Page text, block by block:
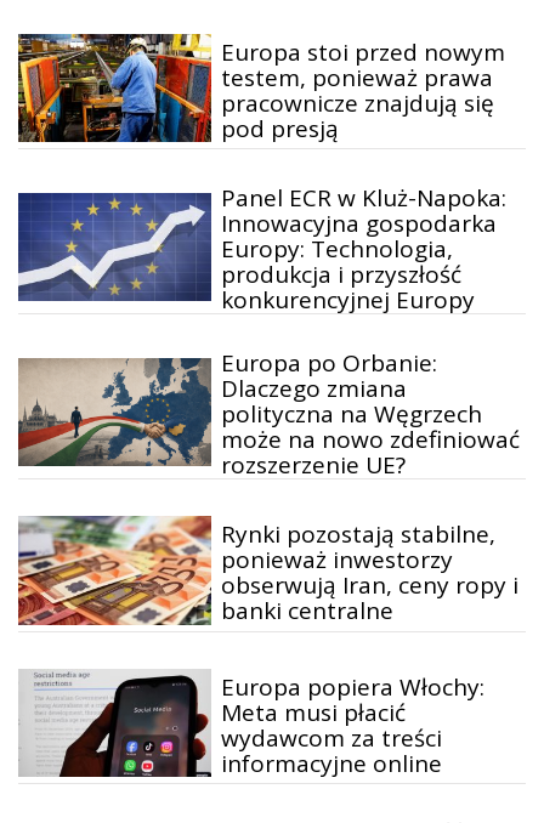
Europa stoi przed nowym
testem, ponieważ prawa
pracownicze znajdują się
pod presją
Panel ECR w Kluż-Napoka:
Innowacyjna gospodarka
Europy: Technologia,
produkcja i przyszłość
konkurencyjnej Europy
Europa po Orbanie:
Dlaczego zmiana
polityczna na Węgrzech
może na nowo zdefiniować
rozszerzenie UE?
Rynki pozostają stabilne,
ponieważ inwestorzy
obserwują Iran, ceny ropy i
banki centralne
Europa popiera Włochy:
Meta musi płacić
wydawcom za treści
informacyjne online